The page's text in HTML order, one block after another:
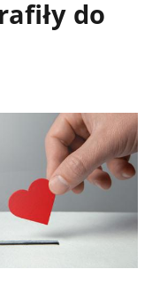
do